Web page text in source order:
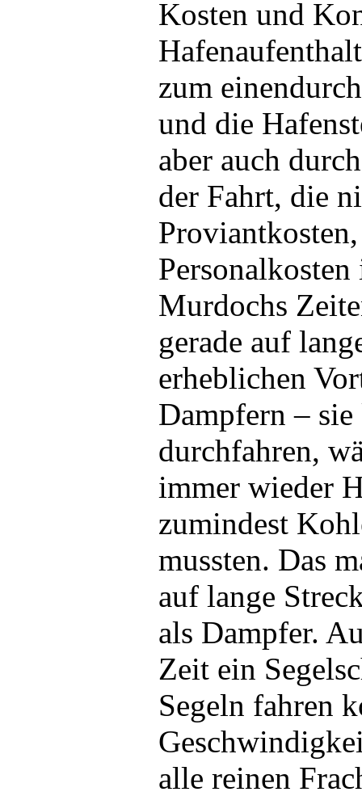
Kosten und
zum
und die
aber auch
der Fahrt, die
Murdochs
gerade auf
erheblichen
Dampfern –
durchfahren,
immer wieder
zumindest
mussten. Das
auf lange
als Dampfer.
Zeit ein
Segeln fahren
alle reinen